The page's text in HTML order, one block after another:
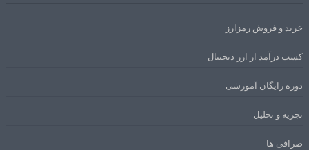
خرید و فروش رمزارز
کسب درآمد از ارز دیجیتال
دوره رایگان آموزشی
تجزیه و تحلیل
صرافی ها